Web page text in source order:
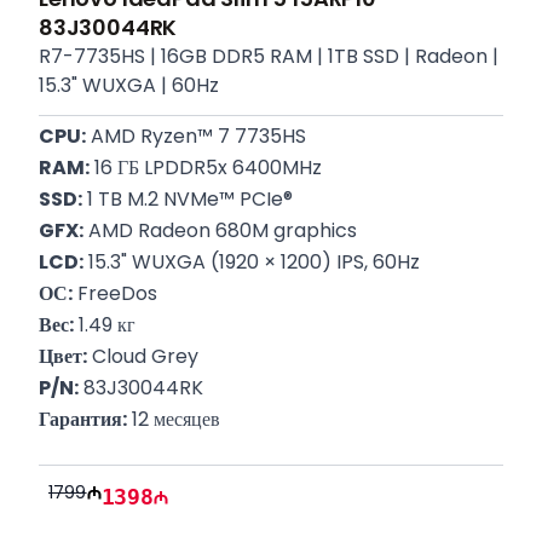
83J30044RK
R7-7735HS | 16GB DDR5 RAM | 1TB SSD | Radeon |
15.3" WUXGA | 60Hz
CPU: AMD Ryzen™ 7 7735HS
RAM: 16 ГБ LPDDR5x 6400MHz
SSD: 1 TB M.2 NVMe™ PCIe®
GFX: AMD Radeon 680M graphics
LCD: 15.3" WUXGA (1920 × 1200) IPS, 60Hz
ОС: FreeDos
Вес: 1.49 кг
Цвет: Cloud Grey
P/N: 83J30044RK
Гарантия: 12 месяцев
1799 1398